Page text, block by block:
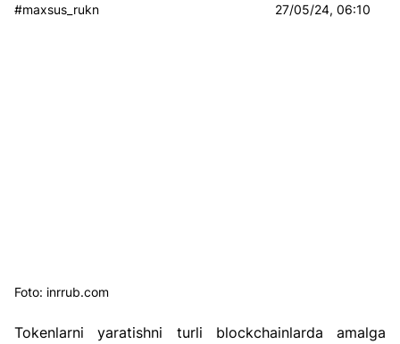
#maxsus_rukn 27/05/24, 06:10
Foto: inrrub.com
Tokenlarni yaratishni turli blockchainlarda amalga